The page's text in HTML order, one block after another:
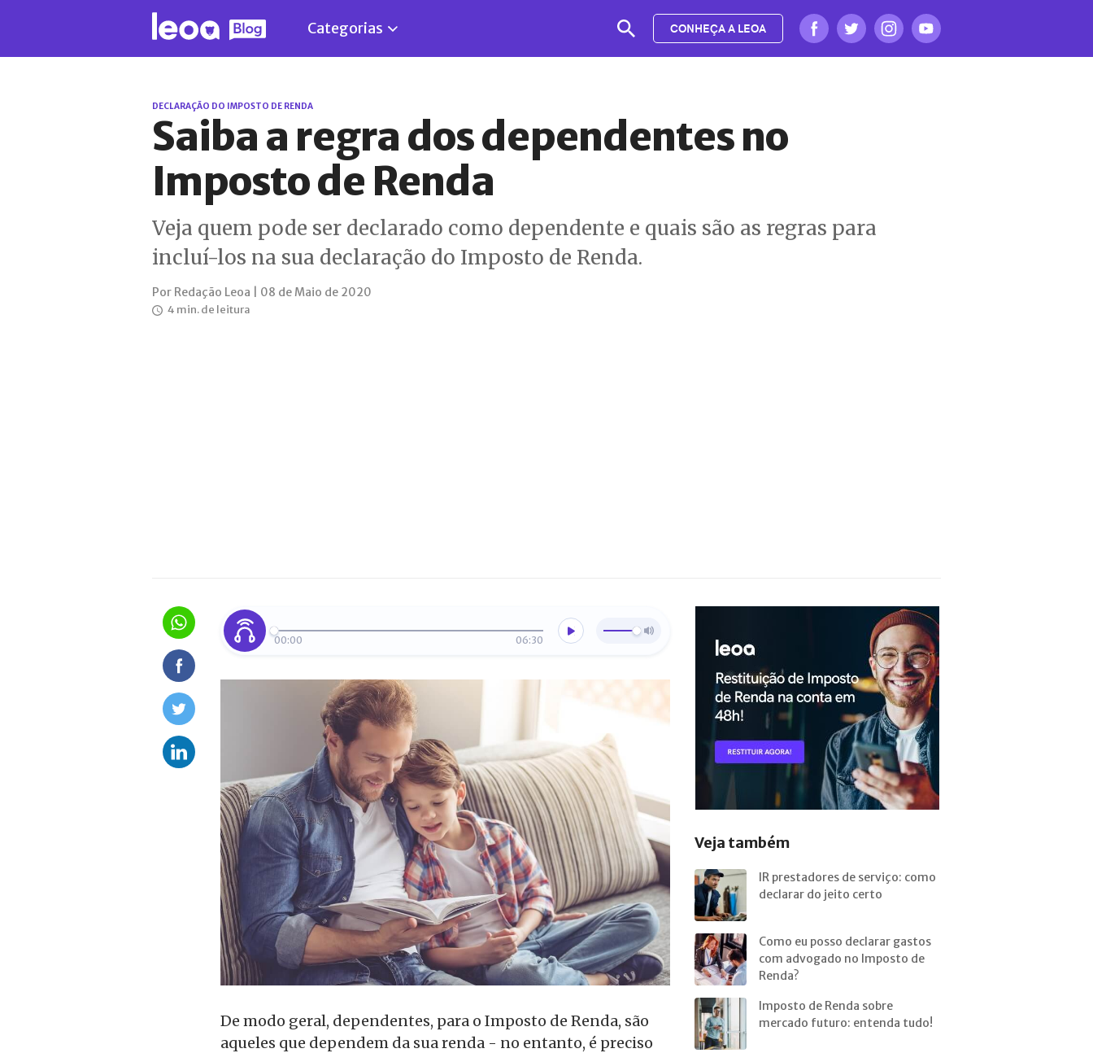
Categorias CONHEÇA A LEOA
DECLARAÇÃO DO IMPOSTO DE RENDA
Saiba a regra dos dependentes no
Imposto de Renda
Veja quem pode ser declarado como dependente e quais são as regras para
incluí-los na sua declaração do Imposto de Renda.
Por Redação Leoa | 08 de Maio de 2020
4 min. de leitura
00:00 06:30
De modo geral, dependentes, para o Imposto de Renda, são
aqueles que dependem da sua renda - no entanto, é preciso
Veja também
IR prestadores de serviço: como
declarar do jeito certo
Como eu posso declarar gastos
com advogado no Imposto de
Renda?
Imposto de Renda sobre
mercado futuro: entenda tudo!